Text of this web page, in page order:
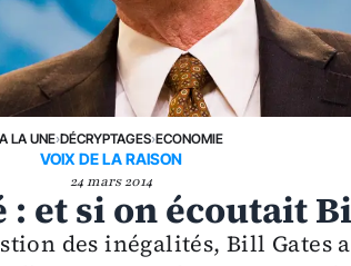
A LA UNE›DÉCRYPTAGES›ECONOMIE
VOIX DE LA RAISON
24 mars 2014
et si on écoutait
des inégalités, Bill Gates